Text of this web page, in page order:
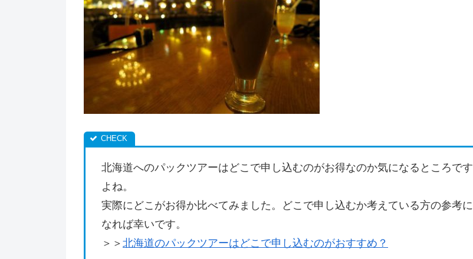
北海道へのパックツアーはどこで申し込むのがお得なのか気になるところです
よね。
実際にどこがお得か比べてみました。どこで申し込むか考えている方の参考に
なれば幸いです。
＞＞ 北海道のパックツアーはどこで申し込むのがおすすめ？